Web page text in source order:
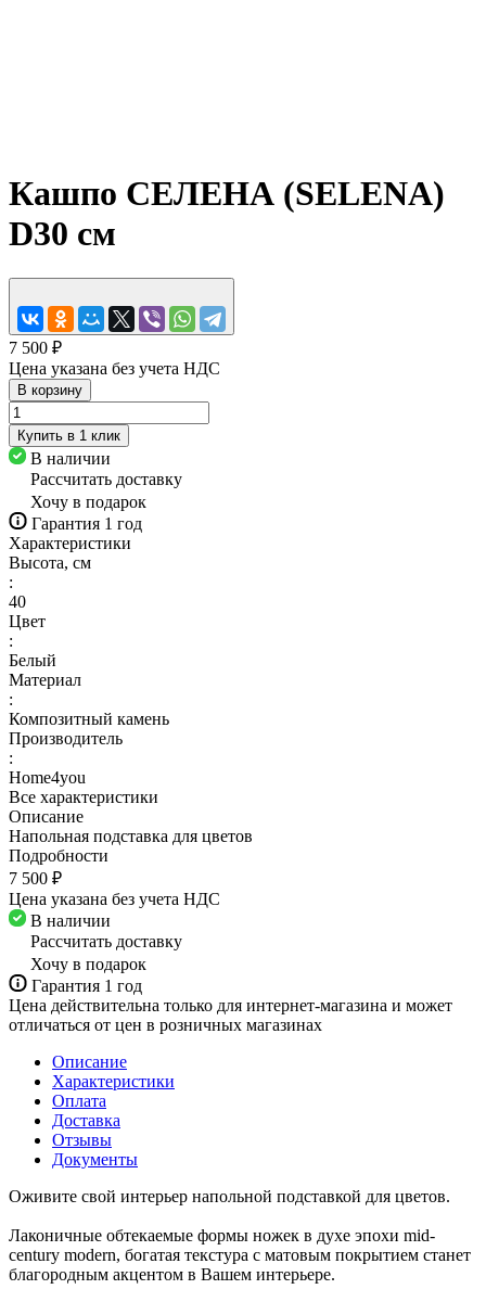
Кашпо СЕЛЕНА (SELENA)
D30 см
7 500 ₽
Цена указана без учета НДС
В корзину
Купить в 1 клик
В наличии
Рассчитать доставку
Хочу в подарок
Гарантия 1 год
Характеристики
Высота, см
:
40
Цвет
:
Белый
Материал
:
Композитный камень
Производитель
:
Home4you
Все характеристики
Описание
Напольная подставка для цветов
Подробности
7 500 ₽
Цена указана без учета НДС
В наличии
Рассчитать доставку
Хочу в подарок
Гарантия 1 год
Цена действительна только для интернет-магазина и может
отличаться от цен в розничных магазинах
Описание
Характеристики
Оплата
Доставка
Отзывы
Документы
Оживите свой интерьер напольной подставкой для цветов.
Лаконичные обтекаемые формы ножек в духе эпохи mid-
century modern, богатая текстура с матовым покрытием станет
благородным акцентом в Вашем интерьере.